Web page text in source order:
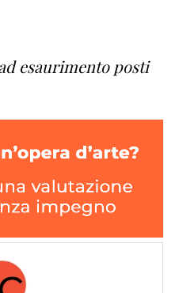
esaurimento posti